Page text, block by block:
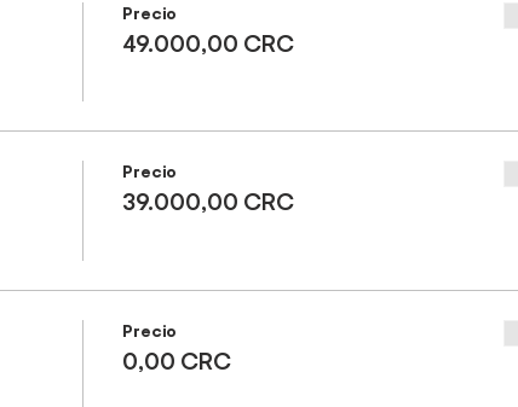
Precio
49.000,00 CRC
Precio
39.000,00 CRC
Precio
0,00 CRC